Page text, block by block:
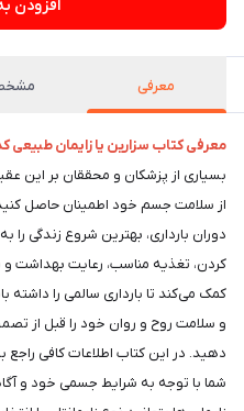
افزودن
معرفی
معرفی کتاب سزارین یا زایمان طبیعی
بسیاری از پزشکان و محققان بر این
از سلامت جسم خود اطمینان حاصل
دوران بارداری، بهترین شروع زندگی
کردن، تغذیه مناسب، رعایت بهداشت و
کمک می‌کند تا بارداری سالمی را
و سلامت روح و روان خود را قبل از
دهید. در این کتاب اطلاعات کافی
شما با توجه به شرایط جسمی خود و